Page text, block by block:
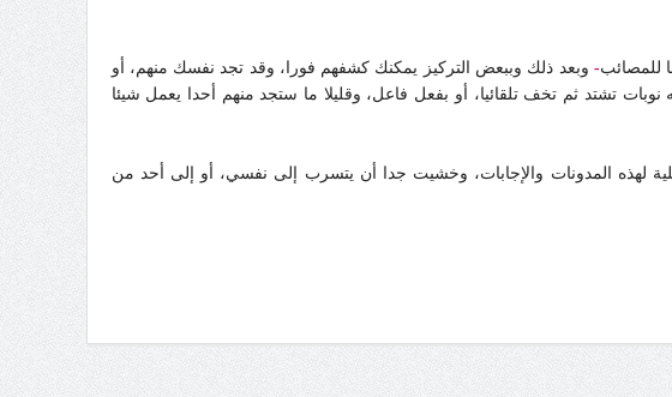
للمصائب- وبعد ذلك وببعض التركيز يمكنك كشفهم فورا، وقد تجد نفسك منهم، أو
تشتد ثم تخف تلقائيا، أو بفعل فاعل، وقليلا ما ستجد منهم أحدا يعمل شيئا
لهذه المدونات والإجابات، وخشيت جدا أن يتسرب إلى نفسي، أو إلى أحد من